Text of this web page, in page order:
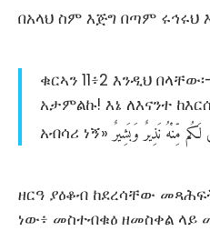
በአላህ ስም እጅግ በጣም ሩኅሩህ
ቁርኣን 11፥2 እንዲህ
አታምልኩ! እኔ ለእናንተ
አብሳሪ ነኝ»
لَكُممِّنْهُنَذِيرٌوَبَشِيرٌ
ዘርዓ ያዕቆብ ከደረሳቸው
ነው፥ መስተብቁዕ ዘመስቀል ላይ